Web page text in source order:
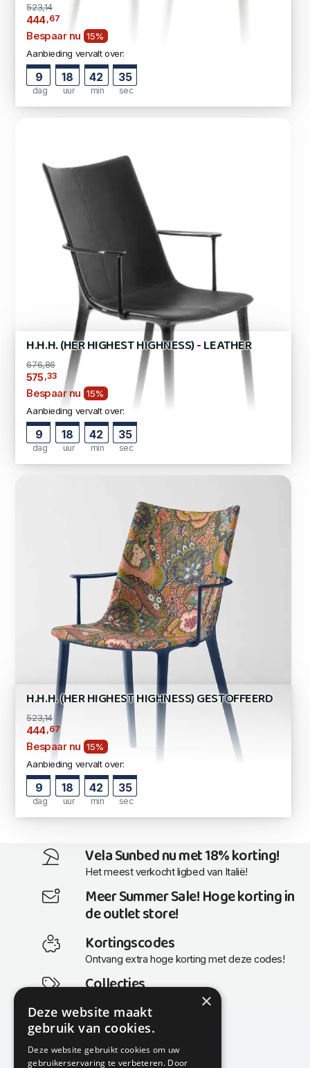
523,14
444,67
Bespaar nu 15%
Aanbieding vervalt over:
9
dag
18
uur
42
min
34
sec
H.H.H. (HER HIGHEST HIGHNESS) - LEATHER
676,86
575,33
Bespaar nu 15%
Aanbieding vervalt over:
9
dag
18
uur
42
min
34
sec
H.H.H. (HER HIGHEST HIGHNESS) GESTOFFEERD
523,14
444,67
Bespaar nu 15%
Aanbieding vervalt over:
9
dag
18
uur
42
min
34
sec
Vela Sunbed nu met 18% korting!
Het meest verkocht ligbed van Italië!
Meer Summer Sale! Hoge korting in
de outlet store!
Kortingscodes
Ontvang extra hoge korting met deze codes!
Collecties
Actuele en populaire collecties
×
Deze website maakt
gebruik van cookies.
Deze website gebruikt cookies om uw
gebruikerservaring te verbeteren. Door